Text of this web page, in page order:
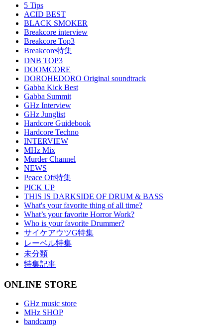
5 Tips
ACID BEST
BLACK SMOKER
Breakcore interview
Breakcore Top3
Breakcore特集
DNB TOP3
DOOMCORE
DOROHEDORO Original soundtrack
Gabba Kick Best
Gabba Summit
GHz Interview
GHz Junglist
Hardcore Guidebook
Hardcore Techno
INTERVIEW
MHz Mix
Murder Channel
NEWS
Peace Off特集
PICK UP
THIS IS DARKSIDE OF DRUM & BASS
What's your favorite thing of all time?
What’s your favorite Horror Work?
Who is your favorite Drummer?
サイケアウツG特集
レーベル特集
未分類
特集記事
ONLINE STORE
GHz music store
MHz SHOP
bandcamp